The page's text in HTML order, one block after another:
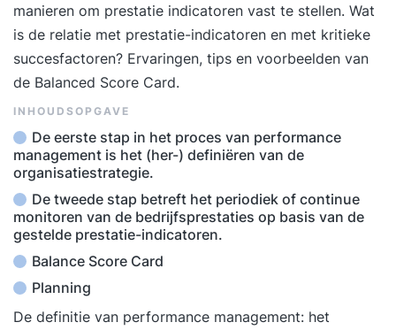
manieren om prestatie indicatoren vast te stellen. Wat
is de relatie met prestatie-indicatoren en met kritieke
succesfactoren? Ervaringen, tips en voorbeelden van
de Balanced Score Card.
INHOUDSOPGAVE
De eerste stap in het proces van performance
management is het (her-) definiëren van de
organisatiestrategie.
De tweede stap betreft het periodiek of continue
monitoren van de bedrijfsprestaties op basis van de
gestelde prestatie-indicatoren.
Balance Score Card
Planning
De definitie van performance management: het